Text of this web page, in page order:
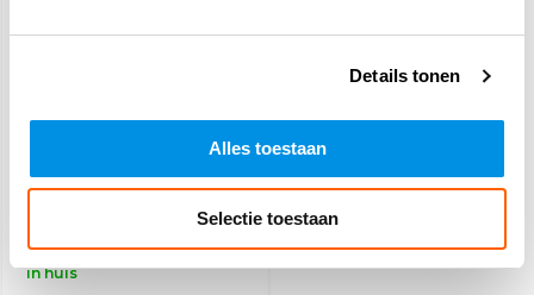
Details tonen
Alles toestaan
Selectie toestaan
Lockout Service
Vandaag besteld, dinsdag
in huis